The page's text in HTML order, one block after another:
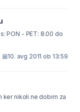
PON - PET: 8.00 do
10. avg 2011 ob 13:59
ker nikoli ne dobim za